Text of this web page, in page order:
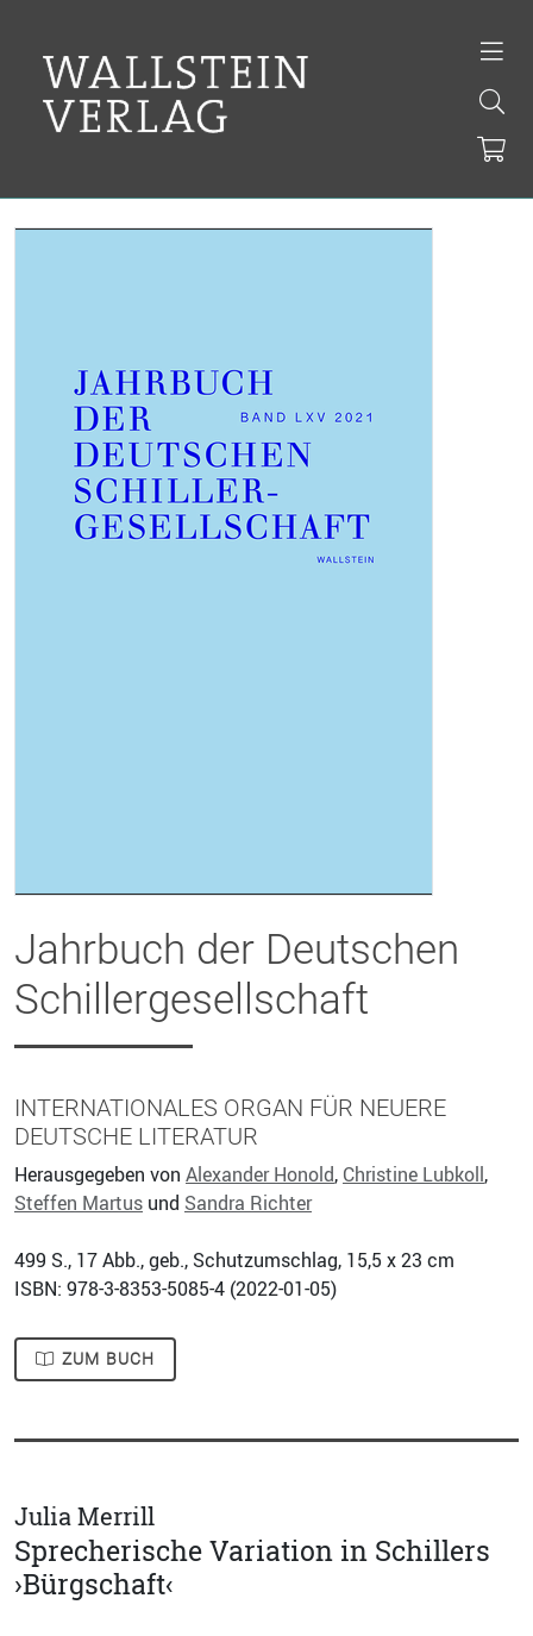
Jahrbuch der Deutschen
Schillergesellschaft
INTERNATIONALES ORGAN FÜR NEUERE
DEUTSCHE LITERATUR
Herausgegeben von Alexander Honold, Christine Lubkoll,
Steffen Martus und Sandra Richter
499 S., 17 Abb., geb., Schutzumschlag, 15,5 x 23 cm
ISBN: 978-3-8353-5085-4 (2022-01-05)
ZUM BUCH
Julia Merrill
Sprecherische Variation in Schillers
›Bürgschaft‹